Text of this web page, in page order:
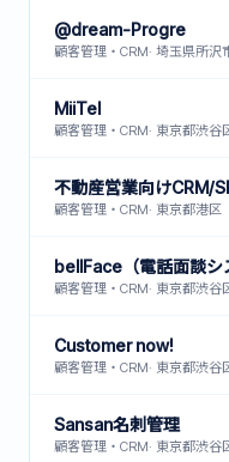
@dream-Progre
顧客管理・CRM· 埼玉県所沢
MiiTel
顧客管理・CRM· 東京都渋谷
不動産営業向けCRM/
顧客管理・CRM· 東京都港区
bellFace（電話面談シ
顧客管理・CRM· 東京都渋谷
Customer now!
顧客管理・CRM· 東京都渋谷
Sansan名刺管理
顧客管理・CRM· 東京都渋谷